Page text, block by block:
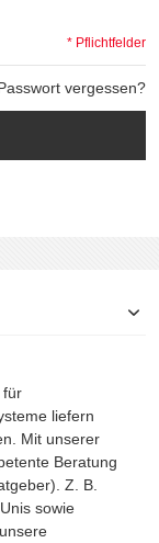
* Pflichtfelder
vergessen?
für
liefern
Mit unserer
Beratung
Z. B.
sowie